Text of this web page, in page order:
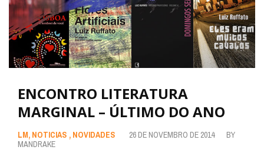
ENCONTRO LITERATURA
MARGINAL – ÚLTIMO DO ANO
LM, NOTICIAS , NOVIDADES 26 DE NOVEMBRO DE 2014
BY
MANDRAKE